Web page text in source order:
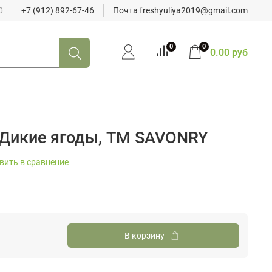
+7 (912) 892-67-46 Почта freshyuliya2019@gmail.com
0 0 0.00 руб
ягоды, ТМ SAVONRY
в сравнение
В корзину